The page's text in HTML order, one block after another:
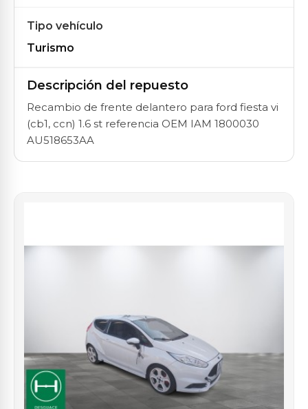
Tipo vehículo
Turismo
Descripción del repuesto
Recambio de frente delantero para ford fiesta vi
(cb1, ccn) 1.6 st referencia OEM IAM 1800030
AU518653AA